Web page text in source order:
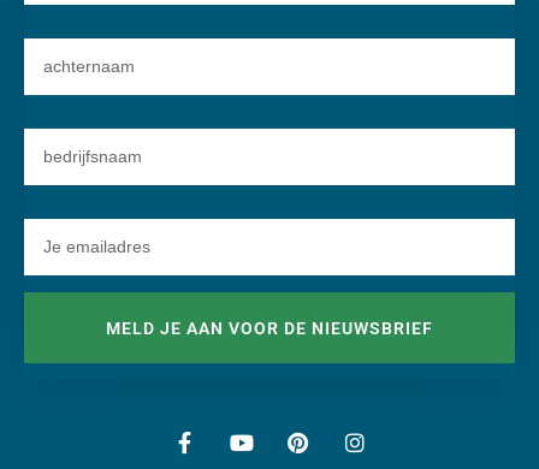
MELD JE AAN VOOR DE NIEUWSBRIEF